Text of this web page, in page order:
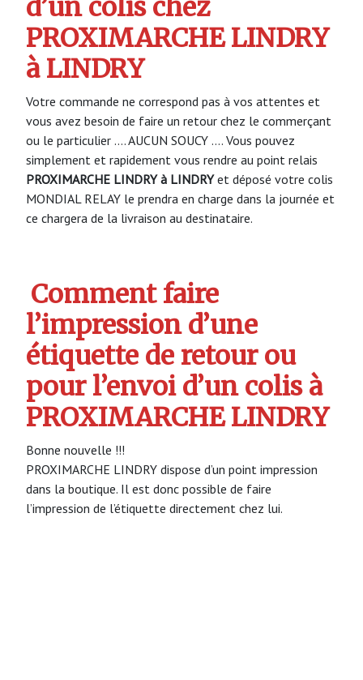
d’un colis chez
PROXIMARCHE LINDRY
à LINDRY
Votre commande ne correspond pas à vos attentes et
vous avez besoin de faire un retour chez le commerçant
ou le particulier …. AUCUN SOUCY …. Vous pouvez
simplement et rapidement vous rendre au point relais
PROXIMARCHE LINDRY à LINDRYet déposé votre colis
MONDIAL RELAY le prendra en charge dans la journée et
ce chargera de la livraison au destinataire.
Comment faire
l’impression d’une
étiquette de retour ou
pour l’envoi d’un colis à
PROXIMARCHE LINDRY
Bonne nouvelle !!!
PROXIMARCHE LINDRY dispose d’un point impression
dans la boutique. Il est donc possible de faire
l’impression de l’étiquette directement chez lui.